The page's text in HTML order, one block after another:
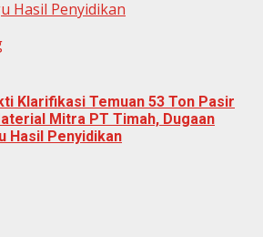
Hasil Penyidikan
Klarifikasi Temuan 53 Ton Pasir
Mitra PT Timah, Dugaan
Hasil Penyidikan